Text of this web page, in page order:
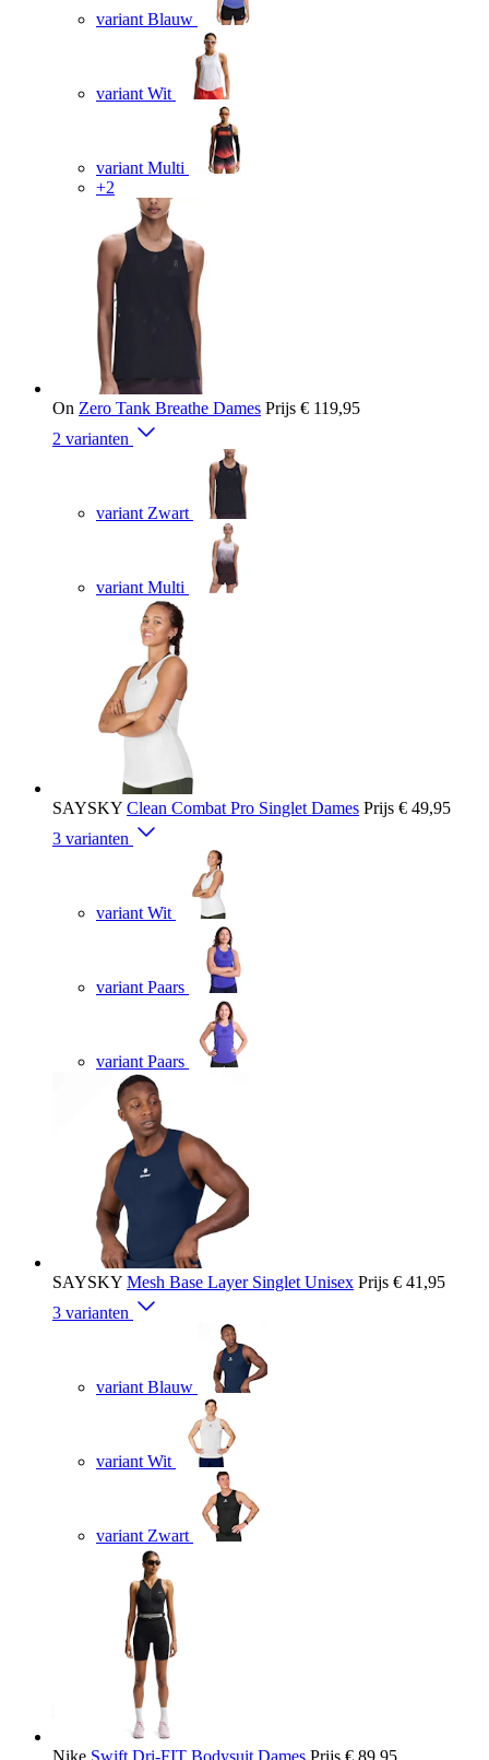
variant Blauw
variant Wit
variant Multi
+2
On Zero Tank Breathe Dames Prijs € 119,95
2 varianten
variant Zwart
variant Multi
SAYSKY Clean Combat Pro Singlet Dames Prijs € 49,95
3 varianten
variant Wit
variant Paars
variant Paars
SAYSKY Mesh Base Layer Singlet Unisex Prijs € 41,95
3 varianten
variant Blauw
variant Wit
variant Zwart
Nike Swift Dri-FIT Bodysuit Dames Prijs € 89,95